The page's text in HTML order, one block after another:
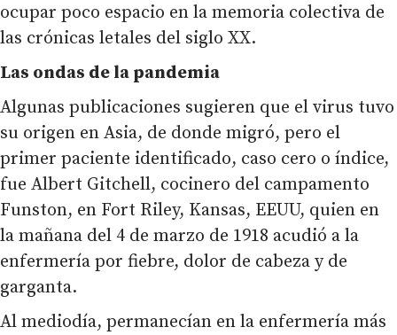
ocupar poco espacio en la memoria colectiva de
las crónicas letales del siglo XX.
Las ondas de la pandemia
Algunas publicaciones sugieren que el virus tuvo
su origen en Asia, de donde migró, pero el
primer paciente identificado, caso cero o índice,
fue Albert Gitchell, cocinero del campamento
Funston, en Fort Riley, Kansas, EEUU, quien en
la mañana del 4 de marzo de 1918 acudió a la
enfermería por fiebre, dolor de cabeza y de
garganta.
Al mediodía, permanecían en la enfermería más